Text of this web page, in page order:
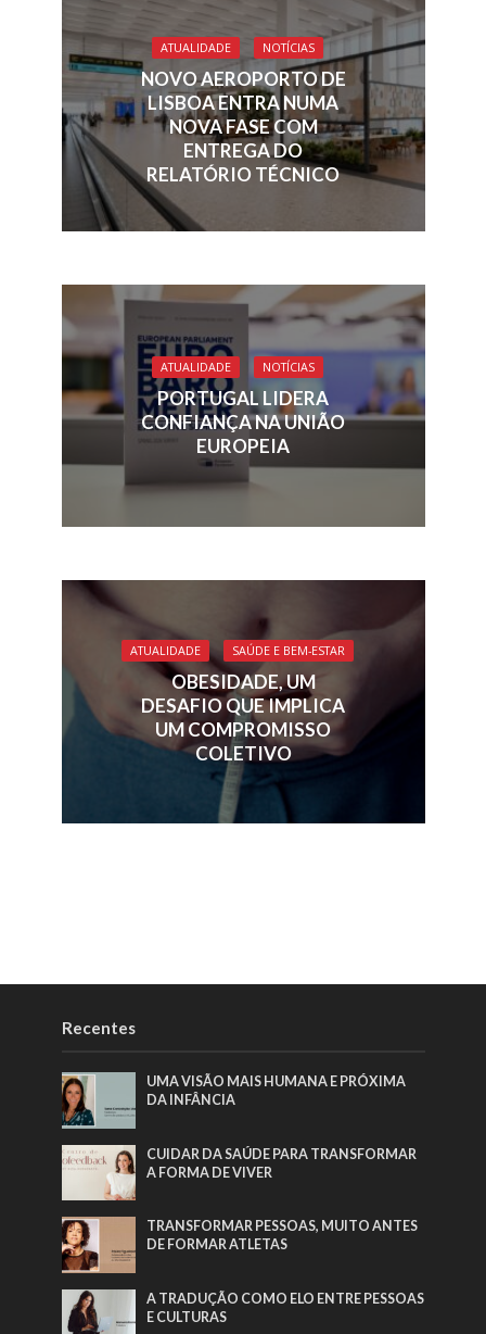
o
o
k
dI
n
d
s
A
p
p
ATUALIDADE NOTÍCIAS
NOVO AEROPORTO DE
LISBOA ENTRA NUMA
NOVA FASE COM
ENTREGA DO
RELATÓRIO TÉCNICO
ATUALIDADE NOTÍCIAS
PORTUGAL LIDERA
CONFIANÇA NA UNIÃO
EUROPEIA
ATUALIDADE SAÚDE E BEM-ESTAR
OBESIDADE, UM
DESAFIO QUE IMPLICA
UM COMPROMISSO
COLETIVO
Recentes
UMA VISÃO MAIS HUMANA E PRÓXIMA
DA INFÂNCIA
CUIDAR DA SAÚDE PARA TRANSFORMAR
A FORMA DE VIVER
TRANSFORMAR PESSOAS, MUITO ANTES
DE FORMAR ATLETAS
A TRADUÇÃO COMO ELO ENTRE PESSOAS
E CULTURAS